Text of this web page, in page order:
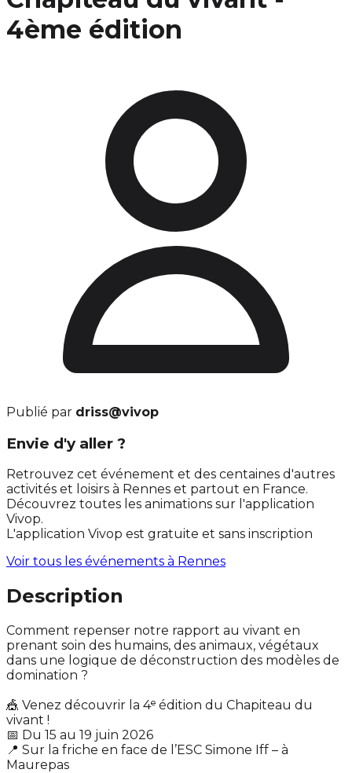
4ème édition
Publié par driss@vivop
Envie d'y aller ?
Retrouvez cet événement et des centaines d'autres
activités et loisirs à Rennes et partout en France.
Découvrez toutes les animations sur l'application
Vivop.
L'application Vivop est gratuite et sans inscription
Voir tous les événements à Rennes
Description
Comment repenser notre rapport au vivant en
prenant soin des humains, des animaux, végétaux
dans une logique de déconstruction des modèles de
domination ?
🎪 Venez découvrir la 4ᵉ édition du Chapiteau du
vivant !
📅 Du 15 au 19 juin 2026
📍 Sur la friche en face de l’ESC Simone Iff – à
Maurepas